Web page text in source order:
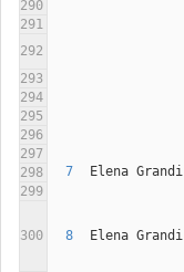
290
291
292
293
294
295
296
297
298
7 Elena Grandi
299
300 8 Elena Grandi